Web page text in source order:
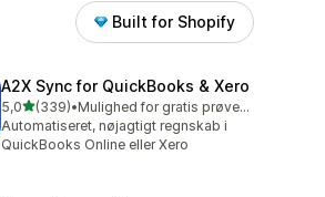
Built for Shopify
A2X Sync for QuickBooks & Xero
5,0ud af 5 stjerner
(339)
339 anmeldelser i alt
•
Mulighed for gratis prøveperiode
Automatiseret, nøjagtigt regnskab i
QuickBooks Online eller Xero